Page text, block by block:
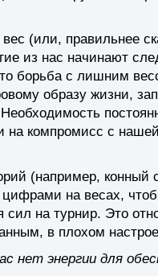
(или, правильнее
из нас начинают
борьба с лишним
образу жизни,
на компромисс с
(например, конный
на весах,
на турнир. Это
в плохом
нет энергии для